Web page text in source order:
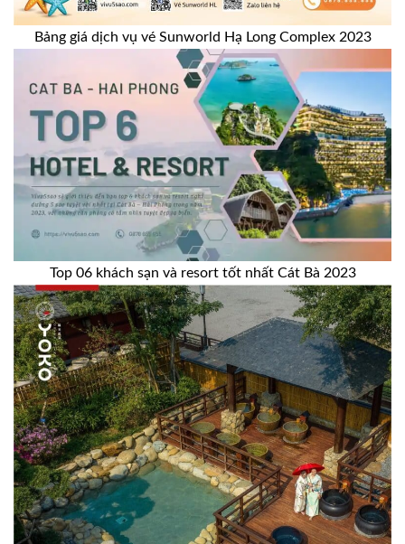
Bảng giá dịch vụ vé Sunworld Hạ Long Complex 2023
Top 06 khách sạn và resort tốt nhất Cát Bà 2023